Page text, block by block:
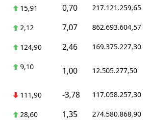
15,91 0,70 217.121.259,65
2,12 7,07 862.693.604,57
124,90 2,46 169.375.227,30
9,10 1,00 12.505.277,50
111,90 -3,78 117.058.257,30
28,60 1,35 274.580.868,90